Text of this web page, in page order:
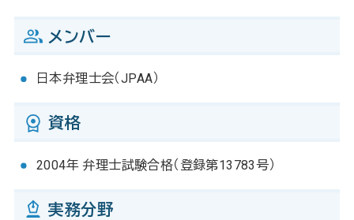
メンバー
日本弁理士会（JPAA）
資格
2004年 弁理士試験合格（登録第13783号）
実務分野